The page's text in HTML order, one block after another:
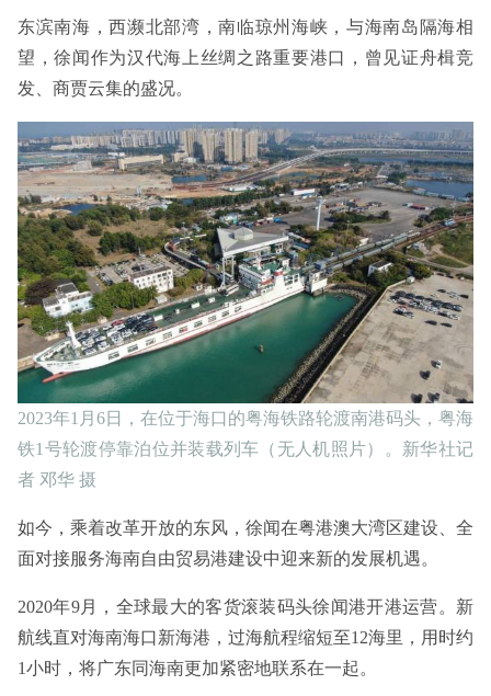
东滨南海，西濒北部湾，南临琼州海峡，与海南岛隔海相
望，徐闻作为汉代海上丝绸之路重要港口，曾见证舟楫竞
发、商贾云集的盛况。
2023年1月6日，在位于海口的粤海铁路轮渡南港码头，粤海
铁1号轮渡停靠泊位并装载列车（无人机照片）。新华社记
者 邓华 摄
如今，乘着改革开放的东风，徐闻在粤港澳大湾区建设、全
面对接服务海南自由贸易港建设中迎来新的发展机遇。
2020年9月，全球最大的客货滚装码头徐闻港开港运营。新
航线直对海南海口新海港，过海航程缩短至12海里，用时约
1小时，将广东同海南更加紧密地联系在一起。